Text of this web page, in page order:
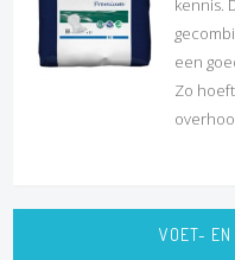
kennis.
een
Zo
VOET- EN